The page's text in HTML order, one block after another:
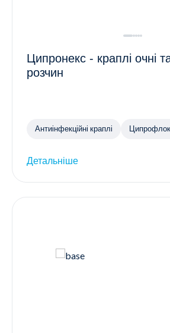
Ципронекс - краплі очні
розчин
Антиінфекційні краплі
Детальніше